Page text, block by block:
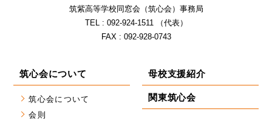
筑紫⾼等学校同窓会（筑⼼会）事務局
TEL : 092-924-1511 （代表）
FAX : 092-928-0743
筑心会について
筑心会について
会則
母校支援紹介
関東筑心会